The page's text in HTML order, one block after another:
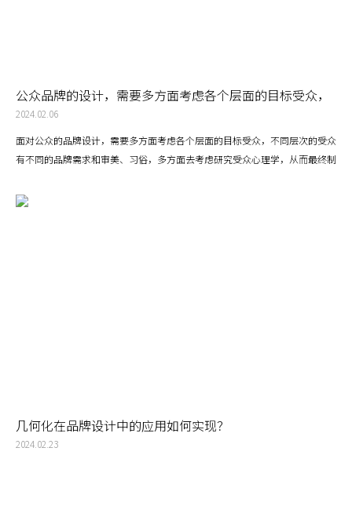
公众品牌的设计，需要多方面考虑各个层面的目标受众，
从设计出被广大受众喜爱的品牌VI形象
2024.02.06
面对公众的品牌设计，需要多方面考虑各个层面的目标受众，不同层次的受众
有不同的品牌需求和审美、习俗，多方面去考虑研究受众心理学，从而最终制
几何化在品牌设计中的应用如何实现？
2024.02.23